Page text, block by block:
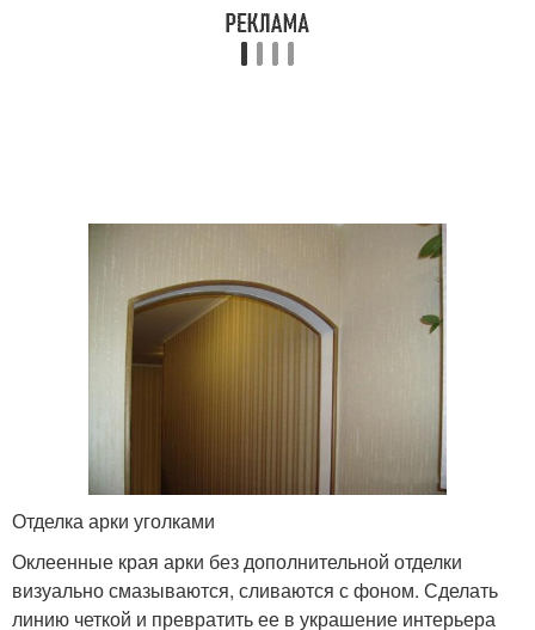
Отделка арки уголками
Оклеенные края арки без дополнительной отделки
визуально смазываются, сливаются с фоном. Сделать
линию четкой и превратить ее в украшение интерьера